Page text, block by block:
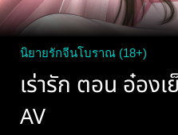
นิยายรักจีนโบราณ (18+)
เร่ารัก ตอน อ๋อง
AV